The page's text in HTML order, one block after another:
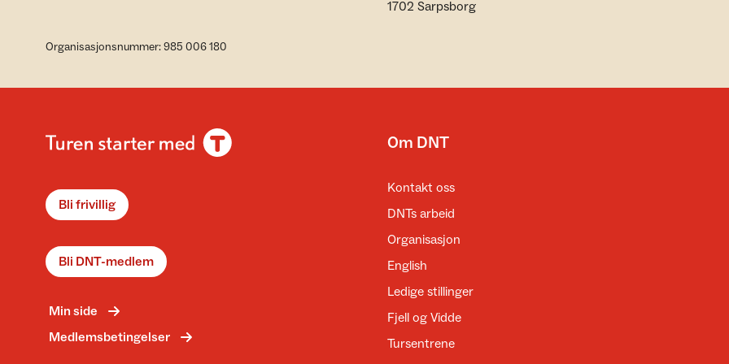
1702 Sarpsborg
Organisasjonsnummer: 985 006 180
Bli frivillig
Bli DNT-medlem
Min side
Medlemsbetingelser
Om DNT
Kontakt oss
DNTs arbeid
Organisasjon
English
Ledige stillinger
Fjell og Vidde
Tursentrene